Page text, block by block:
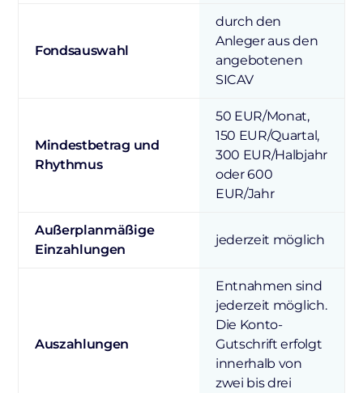
Fondsauswahl
durch den
Anleger aus den
angebotenen
SICAV
Mindestbetrag und
Rhythmus
50 EUR/Monat,
150 EUR/Quartal,
300 EUR/Halbjahr
oder 600
EUR/Jahr
Außerplanmäßige
Einzahlungen
jederzeit möglich
Auszahlungen
Entnahmen sind
jederzeit möglich.
Die Konto-
Gutschrift erfolgt
innerhalb von
zwei bis drei